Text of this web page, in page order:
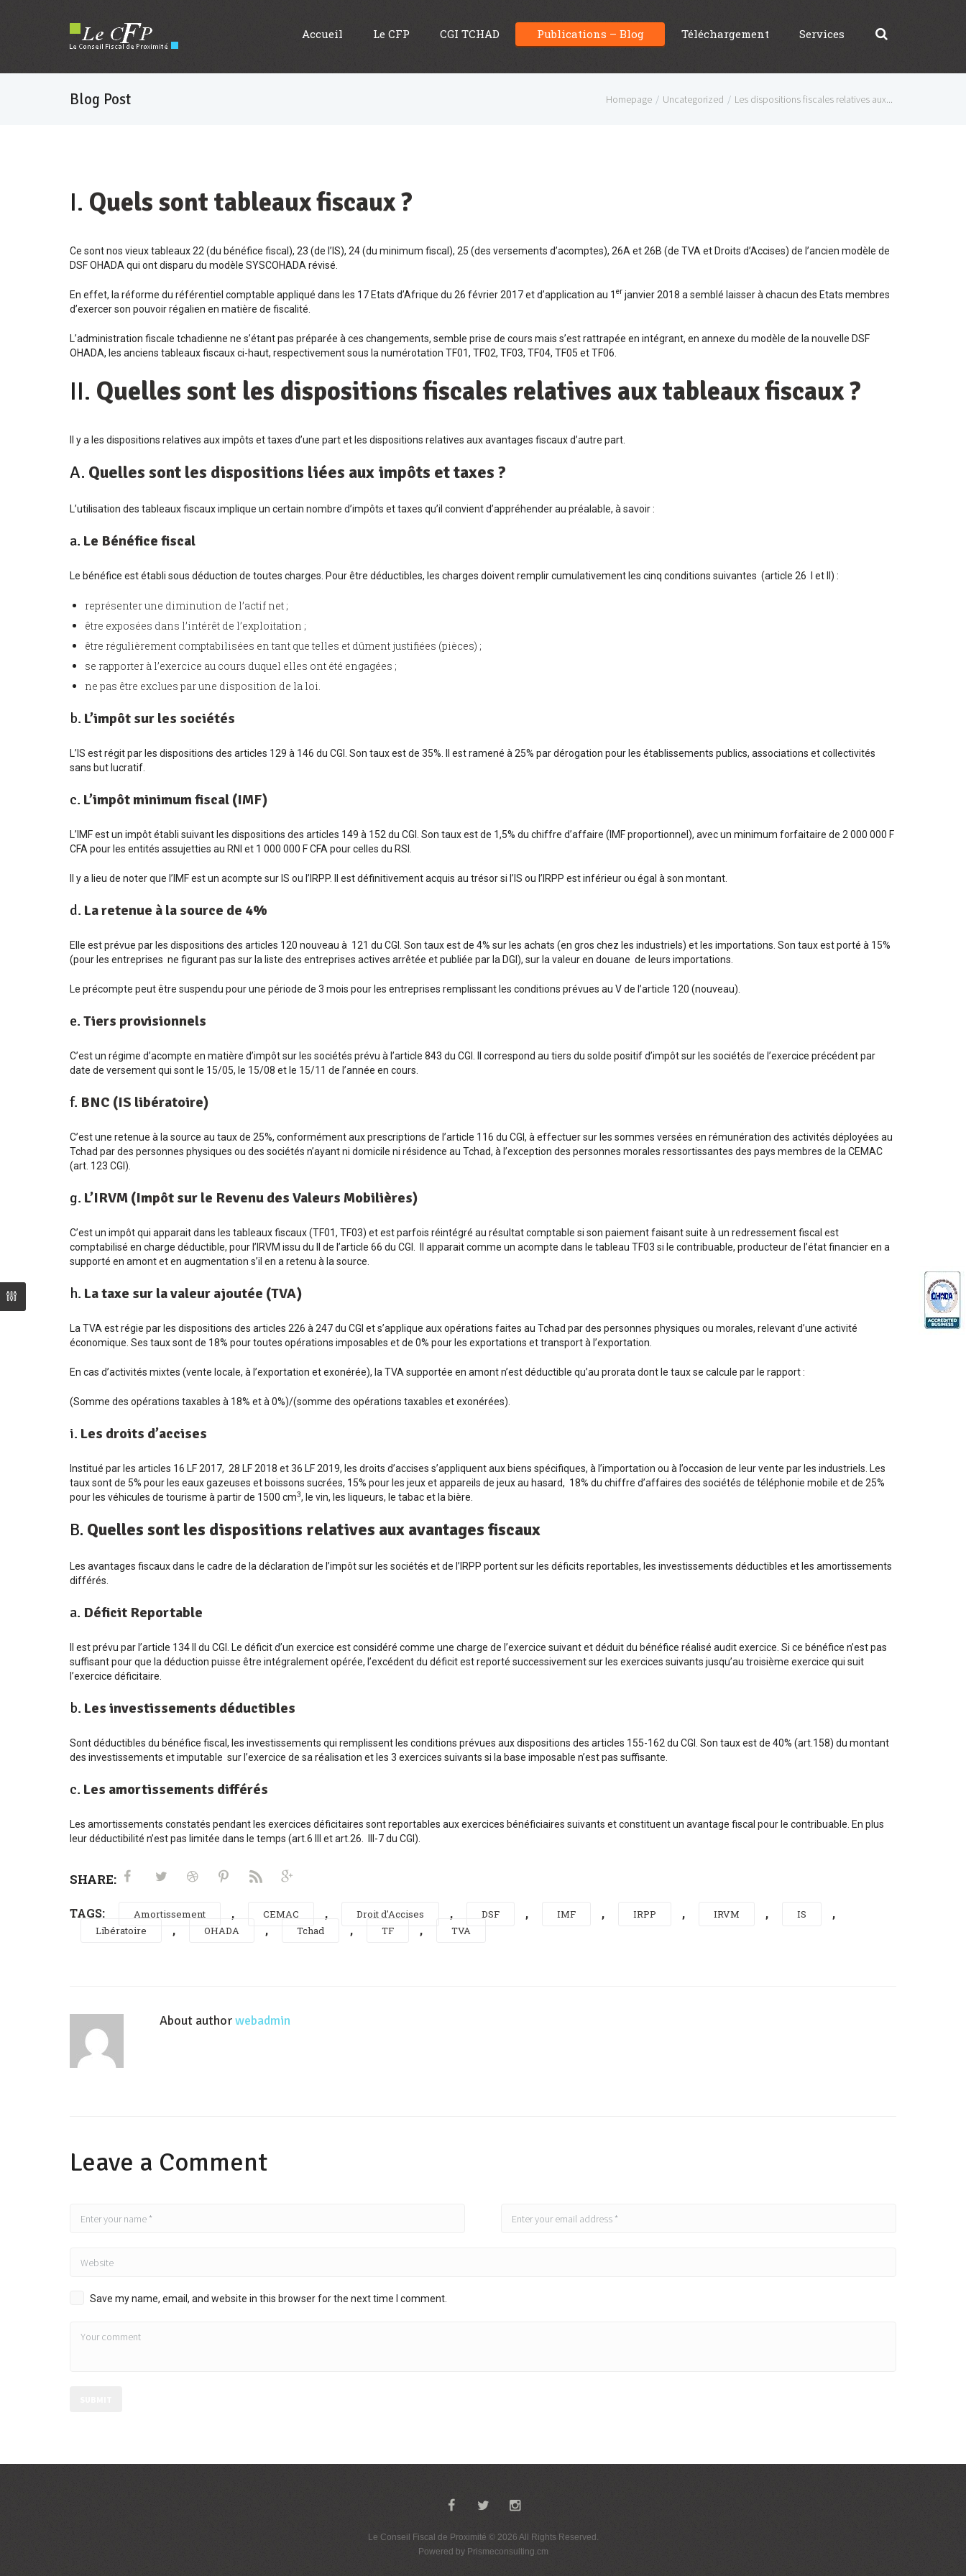
Accueil Le CFP CGI TCHAD Publications – Blog Téléchargement Services
Homepage Uncategorized Les dispositions fiscales relatives aux...
Blog Post
I. Quels sont tableaux fiscaux ?
Ce sont nos vieux tableaux 22 (du bénéfice fiscal), 23 (de l’IS), 24 (du minimum fiscal), 25 (des versements d’acomptes), 26A et 26B (de TVA et Droits d’Accises) de l’ancien modèle de
DSF OHADA qui ont disparu du modèle SYSCOHADA révisé.
En effet, la réforme du référentiel comptable appliqué dans les 17 Etats d’Afrique du 26 février 2017 et d’application au 1 er janvier 2018 a semblé laisser à chacun des Etats membres
d’exercer son pouvoir régalien en matière de fiscalité.
L’administration fiscale tchadienne ne s’étant pas préparée à ces changements, semble prise de cours mais s’est rattrapée en intégrant, en annexe du modèle de la nouvelle DSF
OHADA, les anciens tableaux fiscaux ci-haut, respectivement sous la numérotation TF01, TF02, TF03, TF04, TF05 et TF06.
II. Quelles sont les dispositions fiscales relatives aux tableaux fiscaux ?
Il y a les dispositions relatives aux impôts et taxes d’une part et les dispositions relatives aux avantages fiscaux d’autre part.
A. Quelles sont les dispositions liées aux impôts et taxes ?
L’utilisation des tableaux fiscaux implique un certain nombre d’impôts et taxes qu’il convient d’appréhender au préalable, à savoir :
a. Le Bénéfice fiscal
Le bénéfice est établi sous déduction de toutes charges. Pour être déductibles, les charges doivent remplir cumulativement les cinq conditions suivantes (article 26 I et II) :
représenter une diminution de l’actif net ;
être exposées dans l’intérêt de l’exploitation ;
être régulièrement comptabilisées en tant que telles et dûment justifiées (pièces) ;
se rapporter à l’exercice au cours duquel elles ont été engagées ;
ne pas être exclues par une disposition de la loi.
b. L’impôt sur les sociétés
L’IS est régit par les dispositions des articles 129 à 146 du CGI. Son taux est de 35%. Il est ramené à 25% par dérogation pour les établissements publics, associations et collectivités
sans but lucratif.
c. L’impôt minimum fiscal (IMF)
L’IMF est un impôt établi suivant les dispositions des articles 149 à 152 du CGI. Son taux est de 1,5% du chiffre d’affaire (IMF proportionnel), avec un minimum forfaitaire de 2 000 000 F
CFA pour les entités assujetties au RNI et 1 000 000 F CFA pour celles du RSI.
Il y a lieu de noter que l’IMF est un acompte sur IS ou l’IRPP. Il est définitivement acquis au trésor si l’IS ou l’IRPP est inférieur ou égal à son montant.
d. La retenue à la source de 4%
Elle est prévue par les dispositions des articles 120 nouveau à 121 du CGI. Son taux est de 4% sur les achats (en gros chez les industriels) et les importations. Son taux est porté à 15%
(pour les entreprises ne figurant pas sur la liste des entreprises actives arrêtée et publiée par la DGI), sur la valeur en douane de leurs importations.
Le précompte peut être suspendu pour une période de 3 mois pour les entreprises remplissant les conditions prévues au V de l’article 120 (nouveau).
e. Tiers provisionnels
C’est un régime d’acompte en matière d’impôt sur les sociétés prévu à l’article 843 du CGI. Il correspond au tiers du solde positif d’impôt sur les sociétés de l’exercice précédent par
date de versement qui sont le 15/05, le 15/08 et le 15/11 de l’année en cours.
f. BNC (IS libératoire)
C’est une retenue à la source au taux de 25%, conformément aux prescriptions de l’article 116 du CGI, à effectuer sur les sommes versées en rémunération des activités déployées au
Tchad par des personnes physiques ou des sociétés n’ayant ni domicile ni résidence au Tchad, à l’exception des personnes morales ressortissantes des pays membres de la CEMAC
(art. 123 CGI).
g. L’IRVM (Impôt sur le Revenu des Valeurs Mobilières)
C’est un impôt qui apparait dans les tableaux fiscaux (TF01, TF03) et est parfois réintégré au résultat comptable si son paiement faisant suite à un redressement fiscal est
comptabilisé en charge déductible, pour l’IRVM issu du II de l’article 66 du CGI. Il apparait comme un acompte dans le tableau TF03 si le contribuable, producteur de l’état financier en a
supporté en amont et en augmentation s’il en a retenu à la source.
h. La taxe sur la valeur ajoutée (TVA)
La TVA est régie par les dispositions des articles 226 à 247 du CGI et s’applique aux opérations faites au Tchad par des personnes physiques ou morales, relevant d’une activité
économique. Ses taux sont de 18% pour toutes opérations imposables et de 0% pour les exportations et transport à l’exportation.
En cas d’activités mixtes (vente locale, à l’exportation et exonérée), la TVA supportée en amont n’est déductible qu’au prorata dont le taux se calcule par le rapport :
(Somme des opérations taxables à 18% et à 0%)/(somme des opérations taxables et exonérées).
i. Les droits d’accises
Institué par les articles 16 LF 2017, 28 LF 2018 et 36 LF 2019, les droits d’accises s’appliquent aux biens spécifiques, à l’importation ou à l’occasion de leur vente par les industriels. Les
taux sont de 5% pour les eaux gazeuses et boissons sucrées, 15% pour les jeux et appareils de jeux au hasard, 18% du chiffre d’affaires des sociétés de téléphonie mobile et de 25%
pour les véhicules de tourisme à partir de 1500 cm3, le vin, les liqueurs, le tabac et la bière.
B. Quelles sont les dispositions relatives aux avantages fiscaux
Les avantages fiscaux dans le cadre de la déclaration de l’impôt sur les sociétés et de l’IRPP portent sur les déficits reportables, les investissements déductibles et les amortissements
différés.
a. Déficit Reportable
Il est prévu par l’article 134 II du CGI. Le déficit d’un exercice est considéré comme une charge de l’exercice suivant et déduit du bénéfice réalisé audit exercice. Si ce bénéfice n’est pas
suffisant pour que la déduction puisse être intégralement opérée, l’excédent du déficit est reporté successivement sur les exercices suivants jusqu’au troisième exercice qui suit
l’exercice déficitaire.
b. Les investissements déductibles
Sont déductibles du bénéfice fiscal, les investissements qui remplissent les conditions prévues aux dispositions des articles 155-162 du CGI. Son taux est de 40% (art.158) du montant
des investissements et imputable sur l’exercice de sa réalisation et les 3 exercices suivants si la base imposable n’est pas suffisante.
c. Les amortissements différés
Les amortissements constatés pendant les exercices déficitaires sont reportables aux exercices bénéficiaires suivants et constituent un avantage fiscal pour le contribuable. En plus
leur déductibilité n’est pas limitée dans le temps (art.6 III et art.26. III-7 du CGI).
SHARE:
TAGS: Amortissement , CEMAC , Droit d'Accises , DSF , IMF , IRPP , IRVM , IS ,
Libératoire , OHADA , Tchad , TF , TVA
About authorwebadmin
Leave a Comment
Save my name, email, and website in this browser for the next time I comment.
Le Conseil Fiscal de Proximité © 2026 All Rights Reserved.
Powered by Prismeconsulting.cm